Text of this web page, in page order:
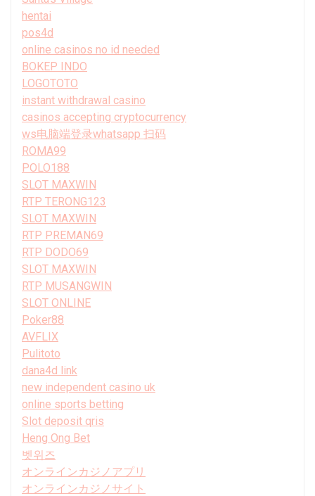
hentai
pos4d
online casinos no id needed
BOKEP INDO
LOGOTOTO
instant withdrawal casino
casinos accepting cryptocurrency
ws电脑端登录whatsapp 扫码
ROMA99
POLO188
SLOT MAXWIN
RTP TERONG123
SLOT MAXWIN
RTP PREMAN69
RTP DODO69
SLOT MAXWIN
RTP MUSANGWIN
SLOT ONLINE
Poker88
AVFLIX
Pulitoto
dana4d link
new independent casino uk
online sports betting
Slot deposit qris
Heng Ong Bet
벳위즈
オンラインカジノアプリ
オンラインカジノサイト